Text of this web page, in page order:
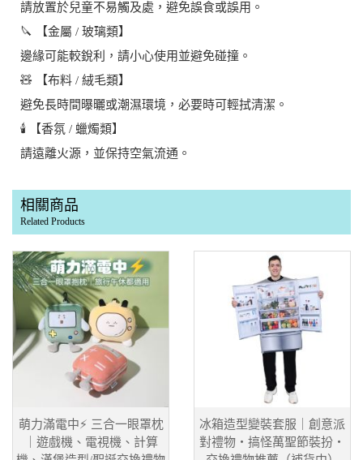
請放置於兒童不易觸及處，避免誤食或誤用。
🔪 【金屬 / 玻璃類】
邊緣可能較銳利，請小心使用並避免碰撞。
🧸 【布料 / 絨毛類】
避免長時間曝曬或潮濕環境，必要時可輕拭清潔。
🕯️ 【香氛 / 蠟燭類】
請遠離火源，並保持空氣流通。
相關商品
Related Products
萌力滿電中⚡ 三合一眼罩枕
｜遊戲機、電視機、計算
冰箱造型變裝套服｜創意派
對禮物・搞怪萬聖節裝扮・